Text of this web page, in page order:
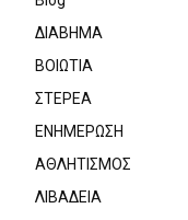
ΔΙΑΒΗΜΑ
ΒΟΙΩΤΙΑ
ΣΤΕΡΕΑ
ΕΝΗΜΕΡΩΣΗ
ΑΘΛΗΤΙΣΜΟΣ
ΛΙΒΑΔΕΙΑ